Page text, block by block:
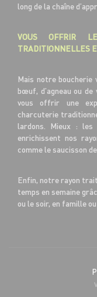
long de la chaîne
VOUS OFFRIR
TRADITIONNELLES
Mais notre boucherie
bœuf, d’agneau ou
vous offrir une
charcuterie
lardons. Mieux : les
enrichissent nos
comme le saucisson de
Enfin, notre rayon
temps en semaine
ou le soir, en famille